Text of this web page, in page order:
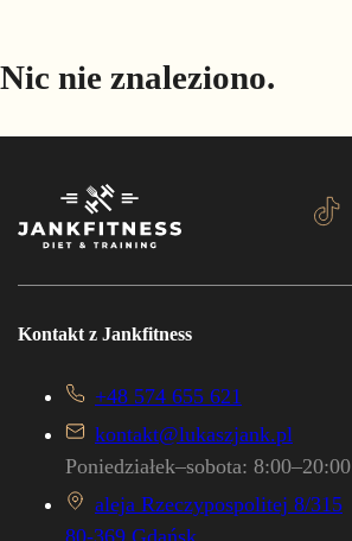
Nic nie znaleziono.
Kontakt z Jankfitness
+48 574 655 621
kontakt@lukaszjank.pl
Poniedziałek–sobota: 8:00–20:00
aleja Rzeczypospolitej 8/315
80-369 Gdańsk